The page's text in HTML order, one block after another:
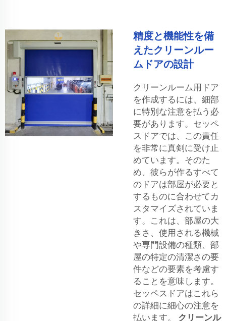
精度と機能性を備
えたクリーンルー
ムドアの設計
クリーンルーム用ドア
を作成するには、細部
に特別な注意を払う必
要があります。セッペ
スドアでは、この責任
を非常に真剣に受け止
めています。そのた
め、彼らが作るすべて
のドアは部屋が必要と
するものに合わせてカ
スタマイズされていま
す。これは、部屋の大
きさ、使用される機械
や専門設備の種類、部
屋の特定の清潔さの要
件などの要素を考慮す
ることを意味します。
セッペスドアはこれら
の詳細に細心の注意を
払います。 クリーンル